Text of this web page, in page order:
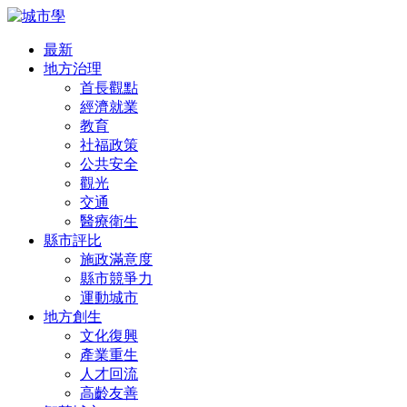
最新
地方治理
首長觀點
經濟就業
教育
社福政策
公共安全
觀光
交通
醫療衛生
縣市評比
施政滿意度
縣市競爭力
運動城市
地方創生
文化復興
產業重生
人才回流
高齡友善